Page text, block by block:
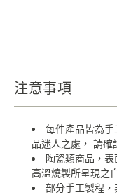
注意事項
每件產品皆為
品迷人之處， 請確
陶瓷類商品，
高溫燒製所呈現之
部分手工製程